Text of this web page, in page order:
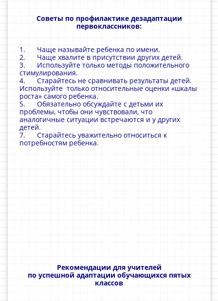
Советы по профилактике дезадаптации
первоклассников:
1. Чаще называйте ребенка по имени.
2. Чаще хвалите в присутствии других детей.
3. Используйте только методы положительного
стимулирования.
4. Старайтесь не сравнивать результаты детей.
Используйте только относительные оценки «шкалы
роста» самого ребенка.
5. Обязательно обсуждайте с детьми их
проблемы, чтобы они чувствовали, что
аналогичные ситуации встречаются и у других
детей.
7. Старайтесь уважительно относиться к
потребностям ребенка.
Рекомендации для учителей
по успешной адаптации обучающихся пятых
классов